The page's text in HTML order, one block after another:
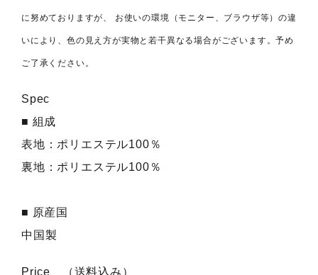
に努めておりますが、 お使いの環境（モニター、ブラウザ等）の違
いにより、色の見え方が実物と若干異なる場合がございます。予め
ご了承ください。
Spec
■ 組成
表地：ポリエステル100％
裏地：ポリエステル100％
■ 原産国
中国製
Price （送料込み）